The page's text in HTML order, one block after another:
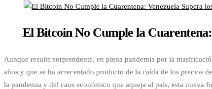
El Bitcoin No Cumple la
Aunque resulte sorprendente, en plena pandemia por la
años y que se ha acrecentado producto de la caída de los precios
la pandemia y del caos económico que aqueja al país, esta nueva